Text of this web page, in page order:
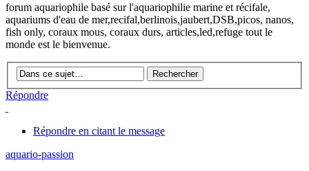
forum aquariophile basé sur l'aquariophilie marine et récifale,
aquariums d'eau de mer,recifal,berlinois,jaubert,DSB,picos, nanos,
fish only, coraux mous, coraux durs, articles,led,refuge tout le
monde est le bienvenue.
Répondre
Répondre en citant le message
aquario-passion